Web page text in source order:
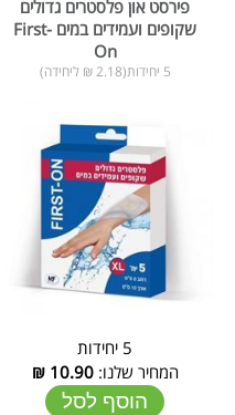
פירסט און פלסטרים גדולים
שקופים ועמידים במים First-
On
5 יחידות(2.18 ₪ ליחידה)
5 יחידות
המחיר שלנו:10.90
₪
הוסף לסל